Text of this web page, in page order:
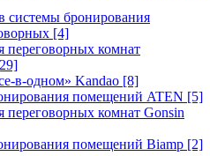
системы бронирования
[4]
переговорных комнат
в-одном» Kandao [8]
помещений ATEN [5]
переговорных комнат Gonsin
помещений Biamp [2]